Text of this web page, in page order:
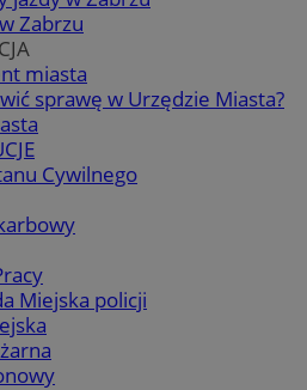
Zabrzu
miasta
sprawę w Urzędzie Miasta?
Cywilnego
Miejska policji